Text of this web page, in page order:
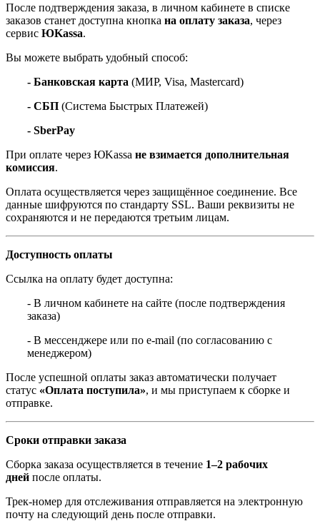
После подтверждения заказа, в личном кабинете в списке
заказов станет доступна кнопка на оплату заказа, через
сервис ЮKassa.
Вы можете выбрать удобный способ:
- Банковская карта (МИР, Visa, Mastercard)
- СБП (Система Быстрых Платежей)
- SberPay
При оплате через ЮKassa не взимается дополнительная
комиссия.
Оплата осуществляется через защищённое соединение. Все
данные шифруются по стандарту SSL. Ваши реквизиты не
сохраняются и не передаются третьим лицам.
Доступность оплаты
Ссылка на оплату будет доступна:
- В личном кабинете на сайте (после подтверждения
заказа)
- В мессенджере или по e-mail (по согласованию с
менеджером)
После успешной оплаты заказ автоматически получает
статус «Оплата поступила», и мы приступаем к сборке и
отправке.
Сроки отправки заказа
Сборка заказа осуществляется в течение 1–2 рабочих
дней после оплаты.
Трек-номер для отслеживания отправляется на электронную
почту на следующий день после отправки.